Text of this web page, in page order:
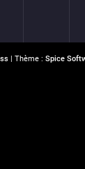
| Thème : Spice